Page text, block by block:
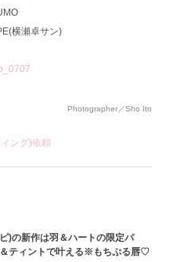
横瀬卓サン)
Photographer／Sho Ito
ング)依頼
)の新作は羽＆ハートの限定パ
ティントで叶える※もちぷる唇♡